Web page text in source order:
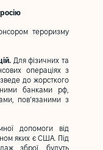
тероризму
Для фізичних та
операціях з
до жорсткого
банками рф,
пов’язаними з
допомоги від
яких є США. Під
зброї, будуть